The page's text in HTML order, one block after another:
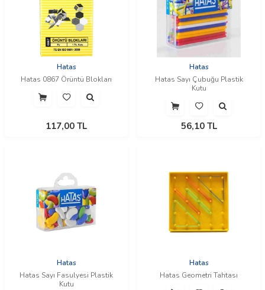
Hatas
Hatas 0867 Örüntü Blokları
117,00 TL
Hatas
Hatas Sayı Çubuğu Plastik
Kutu
56,10TL
Hatas
Hatas Sayı Fasulyesi Plastik
Kutu
Hatas
Hatas Geometri Tahtası